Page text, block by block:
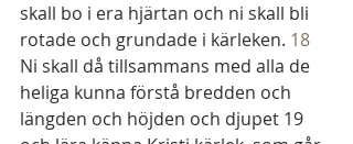
skall bo i era hjärtan och ni skall bli
rotade och grundade i kärleken. 18
Ni skall då tillsammans med alla de
heliga kunna förstå bredden och
längden och höjden och djupet 19